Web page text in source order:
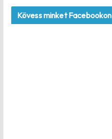
Kövess minket Facebookon